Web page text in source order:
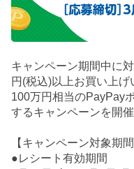
キャンペーン期間中に
円(税込)以上お買い上
100万円相当のPayPay
するキャンペーンを開催
【キャンペーン対象期間
●レシート有効期間